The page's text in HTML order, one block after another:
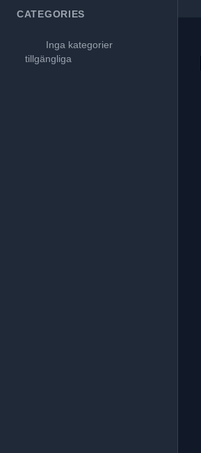
CATEGORIES
Inga kategorier
tillgängliga